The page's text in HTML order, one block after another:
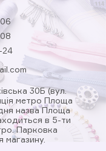
24
30Б (вул.
метро Площа
назва Площа
в 5-ти
Парковка
магазину.